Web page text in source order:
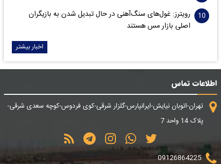
رویترز: غول‌های سنگ‌آهنی‌ در حال تبدیل شدن به بازیگران
اصلی بازار مس هستند
اخبار بیشتر
اطلاعات تماس
تهران-اتوبان نیایش-ایرانپارس-گلزار شرقی-کوی فردوس-کوچه سعدی شرقی-
پلاک 14 واحد 7
09126864225